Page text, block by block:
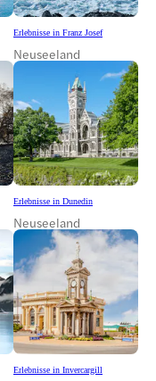
Erlebnisse in Franz Josef
Neuseeland
Erlebnisse in Dunedin
Neuseeland
Erlebnisse in Invercargill